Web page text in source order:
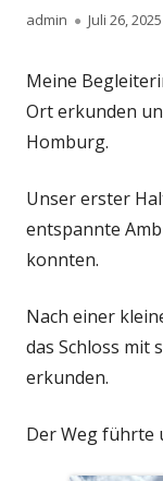
Autor
admin Juli 26, 2025
Meine
Ort erkunden
Homburg.
Unser erster
entspannte
konnten.
Nach einer
das Schloss mit
erkunden.
Der Weg führte